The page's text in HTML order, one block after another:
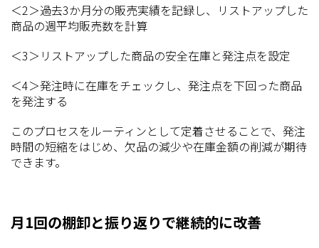
＜2＞過去3か月分の販売実績を記録し、リストアップした
商品の週平均販売数を計算
＜3＞リストアップした商品の安全在庫と発注点を設定
＜4＞発注時に在庫をチェックし、発注点を下回った商品
を発注する
このプロセスをルーティンとして定着させることで、発注
時間の短縮をはじめ、欠品の減少や在庫金額の削減が期待
できます。
月1回の棚卸と振り返りで継続的に改善